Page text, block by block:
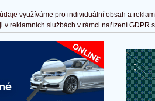
využíváme pro individuální obsah a
reklamních službách v rámci nařízení GDPR